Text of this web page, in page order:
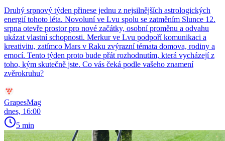
Druhý srpnový týden přinese jednu z nejsilnějších astrologických
energií tohoto léta. Novoluní ve Lvu spolu se zatměním Slunce 12.
srpna otevře prostor pro nové začátky, osobní proměnu a odvahu
ukázat vlastní schopnosti. Merkur ve Lvu podpoří komunikaci a
kreativitu, zatímco Mars v Raku zvýrazní témata domova, rodiny a
emocí. Tento týden proto bude přát rozhodnutím, která vycházejí z
toho, kým skutečně jste. Co vás čeká podle vašeho znamení
zvěrokruhu?
GrapesMag
dnes, 16:00
5 min